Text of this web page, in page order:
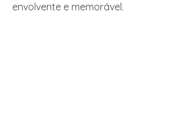
envolvente e memorável.